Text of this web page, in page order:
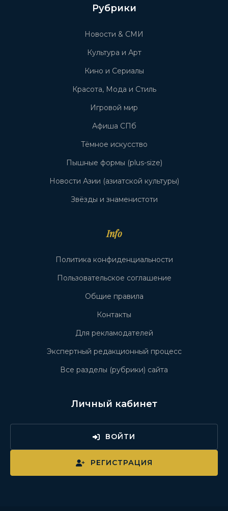
Рубрики
Новости & СМИ
Культура и Арт
Кино и Сериалы
Красота, Мода и Стиль
Игровой мир
Афиша СПб
Тёмное искусство
Пышные формы (plus-size)
Новости Азии (азиатской культуры)
Звёзды и знаменистоти
Info
Политика конфиденциальности
Пользовательское соглашение
Общие правила
Контакты
Для рекламодателей
Экспертный редакционный процесс
Все разделы (рубрики) сайта
Личный кабинет
ВОЙТИ
РЕГИСТРАЦИЯ